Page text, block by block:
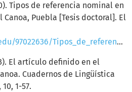
Tipos de referencia nominal en
Puebla [Tesis doctoral]. El
El artículo definido en el
Cuadernos de Lingüística
1-57.